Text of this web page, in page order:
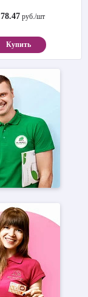
78.47 руб./шт
Купить